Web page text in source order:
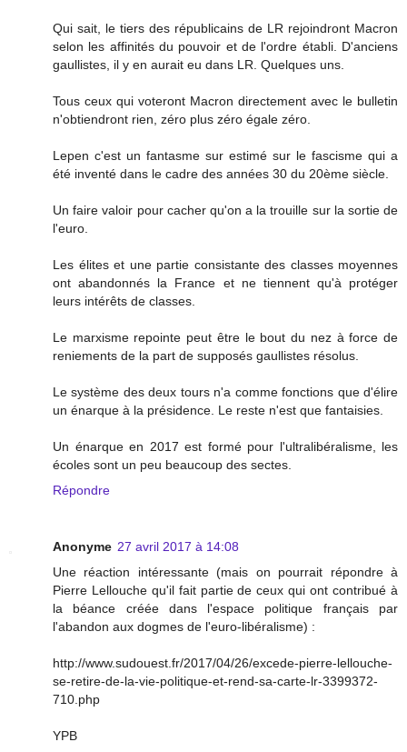
Qui sait, le tiers des républicains de LR rejoindront Macron
selon les affinités du pouvoir et de l'ordre établi. D'anciens
gaullistes, il y en aurait eu dans LR. Quelques uns.
Tous ceux qui voteront Macron directement avec le bulletin
n'obtiendront rien, zéro plus zéro égale zéro.
Lepen c'est un fantasme sur estimé sur le fascisme qui a
été inventé dans le cadre des années 30 du 20ème siècle.
Un faire valoir pour cacher qu'on a la trouille sur la sortie de
l'euro.
Les élites et une partie consistante des classes moyennes
ont abandonnés la France et ne tiennent qu'à protéger
leurs intérêts de classes.
Le marxisme repointe peut être le bout du nez à force de
reniements de la part de supposés gaullistes résolus.
Le système des deux tours n'a comme fonctions que d'élire
un énarque à la présidence. Le reste n'est que fantaisies.
Un énarque en 2017 est formé pour l'ultralibéralisme, les
écoles sont un peu beaucoup des sectes.
Répondre
Anonyme 27 avril 2017 à 14:08
Une réaction intéressante (mais on pourrait répondre à
Pierre Lellouche qu'il fait partie de ceux qui ont contribué à
la béance créée dans l'espace politique français par
l'abandon aux dogmes de l'euro-libéralisme) :
http://www.sudouest.fr/2017/04/26/excede-pierre-lellouche-
se-retire-de-la-vie-politique-et-rend-sa-carte-lr-3399372-
710.php
YPB